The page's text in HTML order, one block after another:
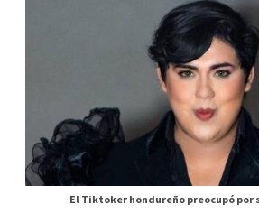
El Tiktoker hondureño preocupó por